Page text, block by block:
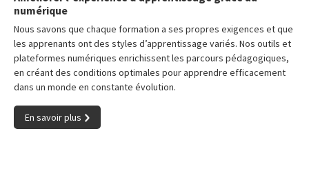
numérique
Nous savons que chaque formation a ses propres exigences et que
les apprenants ont des styles d’apprentissage variés. Nos outils et
plateformes numériques enrichissent les parcours pédagogiques,
en créant des conditions optimales pour apprendre efficacement
dans un monde en constante évolution.
En savoir plus